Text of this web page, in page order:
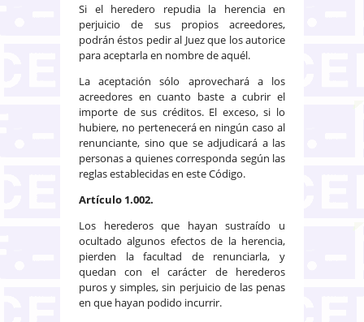
Si el heredero repudia la herencia en
perjuicio de sus propios acreedores,
podrán éstos pedir al Juez que los autorice
para aceptarla en nombre de aquél.
La aceptación sólo aprovechará a los
acreedores en cuanto baste a cubrir el
importe de sus créditos. El exceso, si lo
hubiere, no pertenecerá en ningún caso al
renunciante, sino que se adjudicará a las
personas a quienes corresponda según las
reglas establecidas en este Código.
Artículo 1.002.
Los herederos que hayan sustraído u
ocultado algunos efectos de la herencia,
pierden la facultad de renunciarla, y
quedan con el carácter de herederos
puros y simples, sin perjuicio de las penas
en que hayan podido incurrir.